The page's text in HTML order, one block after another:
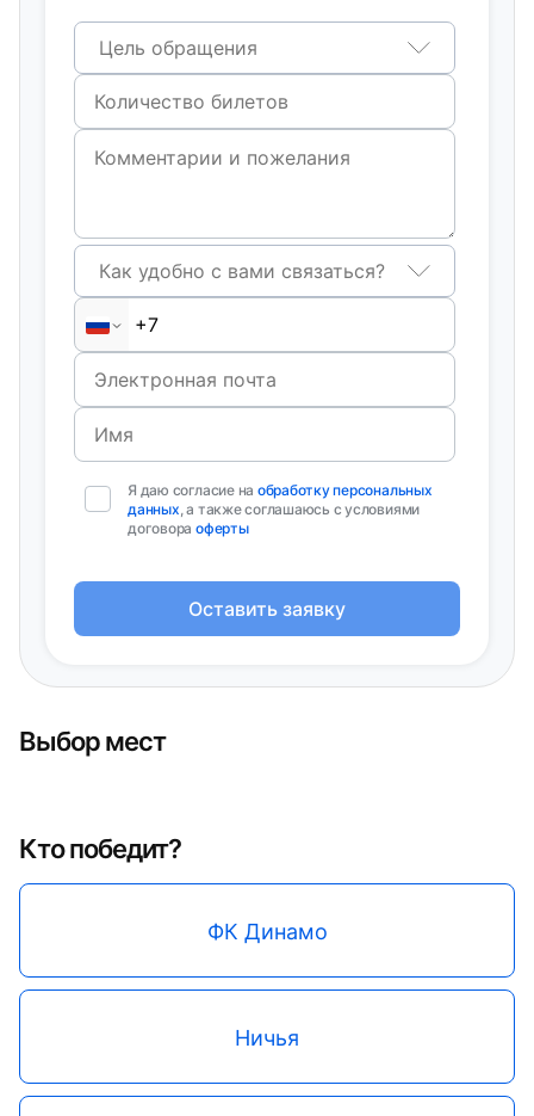
Выбор мест
Цель обращения
Как удобно с вами связаться?
Я даю согласие на обработку персональных
данных, а также соглашаюсь с условиями
договора оферты
Оставить заявку
Кто победит?
ФК Динамо
Ничья